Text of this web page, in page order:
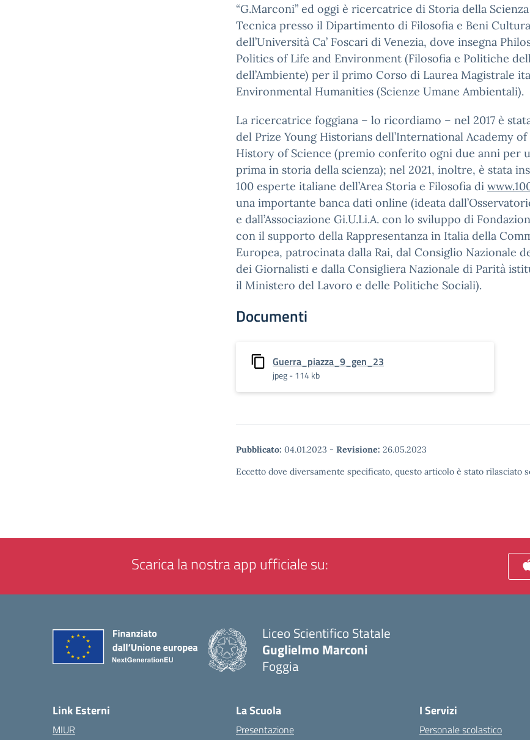
“G.Marconi” ed oggi è ricercatrice di Storia della
Tecnica presso il Dipartimento di Filosofia e Beni
dell’Università Ca’ Foscari di Venezia, dove insegna
Politics of Life and Environment (Filosofia e Politiche
dell’Ambiente) per il primo Corso di Laurea Magistrale
Environmental Humanities (Scienze Umane Ambientali).
La ricercatrice foggiana – lo ricordiamo – nel 2017 è
del Prize Young Historians dell’International Academy of
History of Science (premio conferito ogni due anni per
prima in storia della scienza); nel 2021, inoltre, è stata
100 esperte italiane dell’Area Storia e Filosofia di
una importante banca dati online (ideata
e dall’Associazione Gi.U.Li.A. con lo sviluppo di
con il supporto della Rappresentanza in Italia della
Europea, patrocinata dalla Rai, dal Consiglio Nazionale
dei Giornalisti e dalla Consigliera Nazionale di Parità
il Ministero del Lavoro e delle Politiche Sociali).
Documenti
Guerra_piazza_9_gen_23
jpeg - 114 kb
Pubblicato: 04.01.2023 - Revisione: 26.05.2023
Eccetto dove diversamente specificato, questo articolo è stato rilasciato
Scarica la nostra app ufficiale su:
Liceo Scientifico Statale
Guglielmo Marconi
Foggia
Link Esterni
MIUR
La Scuola
Presentazione
I Servizi
Personale scolastico